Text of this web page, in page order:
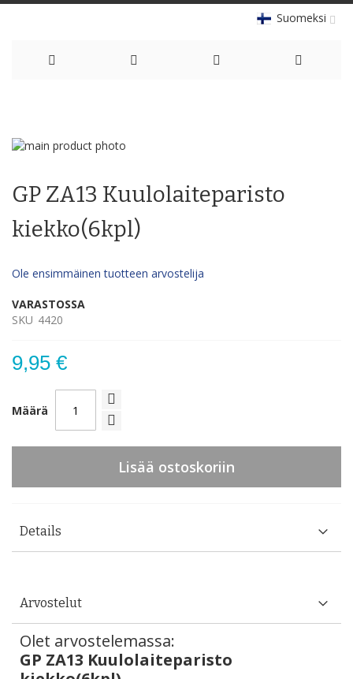
Suomeksi
Content
Skip
end
the
images
the
of
the
gallery
GP ZA13 Kuulolaiteparisto
kiekko(6kpl)
Ole ensimmäinen tuotteen arvostelija
VARASTOSSA
SKU 4420
9,95 €
Määrä
Lisää ostoskoriin
Details
Arvostelut
Olet arvostelemassa:
GP ZA13 Kuulolaiteparisto